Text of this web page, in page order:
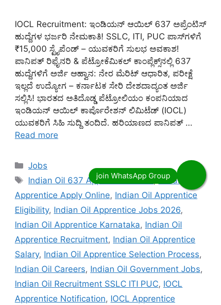
IOCL Recruitment: ಇಂಡಿಯನ್ ಆಯಿಲ್ 637 ಅಪ್ರೆಂಟಿಸ್
ಹುದ್ದೆಗಳ ಭರ್ಜರಿ ನೇಮಕಾತಿ! SSLC, ITI, PUC ಪಾಸ್‌ಗಳಿಗೆ
₹15,000 ಸ್ಟೈಪೆಂಡ್ – ಯುವಕರಿಗೆ ಸುಲಭ ಅವಕಾಶ!
ಪಾನಿಪತ್ ರಿಫೈನರಿ & ಪೆಟ್ರೋಕೆಮಿಕಲ್ ಕಾಂಪ್ಲೆಕ್ಸ್‌ನಲ್ಲಿ 637
ಹುದ್ದೆಗಳಿಗೆ ಅರ್ಜಿ ಆಹ್ವಾನ: ನೇರ ಮೆರಿಟ್ ಆಧಾರಿತ, ಪರೀಕ್ಷೆ
ಇಲ್ಲದೆ ಉದ್ಯೋಗ – ಕರ್ನಾಟಕ ಸೇರಿ ದೇಶದಾದ್ಯಂತ ಅರ್ಜಿ
ಸಲ್ಲಿಸಿ! ಭಾರತದ ಅತಿದೊಡ್ಡ ಪೆಟ್ರೋಲಿಯಂ ಕಂಪನಿಯಾದ
ಇಂಡಿಯನ್ ಆಯಿಲ್ ಕಾರ್ಪೊರೇಶನ್ ಲಿಮಿಟೆಡ್ (IOCL)
ಯುವಕರಿಗೆ ಸಿಹಿ ಸುದ್ದಿ ತಂದಿದೆ. ಹರಿಯಾಣದ ಪಾನಿಪತ್ …
Read more
Categories
Jobs
Tags
Indian Oil 637 Apprentice Posts,Indian Oil
Apprentice Apply Online, Indian Oil Apprentice
Eligibility, Indian Oil Apprentice Jobs 2026,
Indian Oil Apprentice Karnataka, Indian Oil
Apprentice Recruitment, Indian Oil Apprentice
Salary, Indian Oil Apprentice Selection Process,
Indian Oil Careers, Indian Oil Government Jobs,
Indian Oil Recruitment SSLC ITI PUC, IOCL
Apprentice Notification, IOCL Apprentice